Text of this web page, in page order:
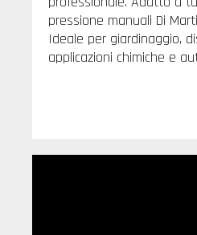
pressione manuali Di
Ideale per giardinaggio,
applicazioni chimiche e